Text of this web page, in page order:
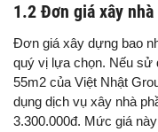
1.2 Đơn giá xây
Đơn giá xây dựng bao
quý vị lựa chọn. Nếu sử
55m2 của Việt Nhật
dụng dịch vụ xây nhà
3.300.000đ. Mức giá